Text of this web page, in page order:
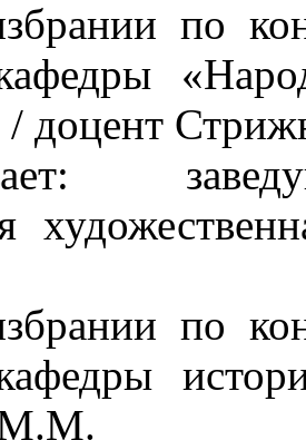
по
/ доцент
по
М.М.